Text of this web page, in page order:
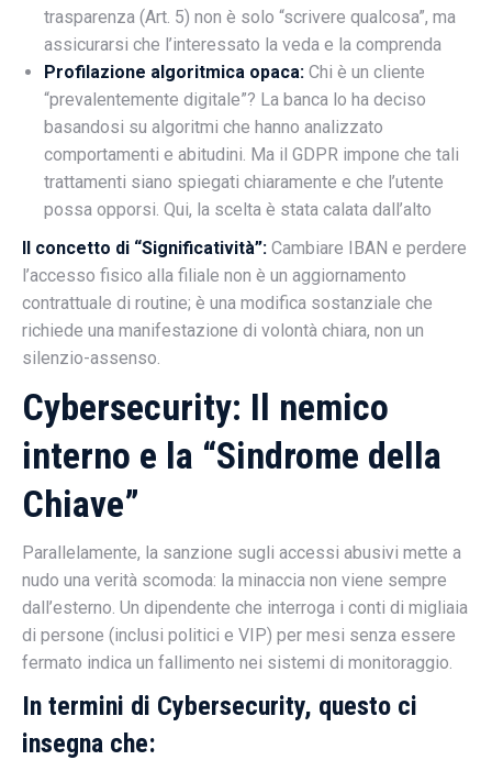
trasparenza (Art. 5) non è solo “scrivere qualcosa”, ma
assicurarsi che l’interessato la veda e la comprenda
Profilazione algoritmica opaca: Chi è un cliente
“prevalentemente digitale”? La banca lo ha deciso
basandosi su algoritmi che hanno analizzato
comportamenti e abitudini. Ma il GDPR impone che tali
trattamenti siano spiegati chiaramente e che l’utente
possa opporsi. Qui, la scelta è stata calata dall’alto
Il concetto di “Significatività”: Cambiare IBAN e perdere
l’accesso fisico alla filiale non è un aggiornamento
contrattuale di routine; è una modifica sostanziale che
richiede una manifestazione di volontà chiara, non un
silenzio-assenso.
Cybersecurity: Il nemico
interno e la “Sindrome della
Chiave”
Parallelamente, la sanzione sugli accessi abusivi mette a
nudo una verità scomoda: la minaccia non viene sempre
dall’esterno. Un dipendente che interroga i conti di migliaia
di persone (inclusi politici e VIP) per mesi senza essere
fermato indica un fallimento nei sistemi di monitoraggio.
In termini di Cybersecurity, questo ci
insegna che: